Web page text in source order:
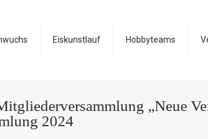
Eiskunstlauf Hobbyteams
„Neue
2024